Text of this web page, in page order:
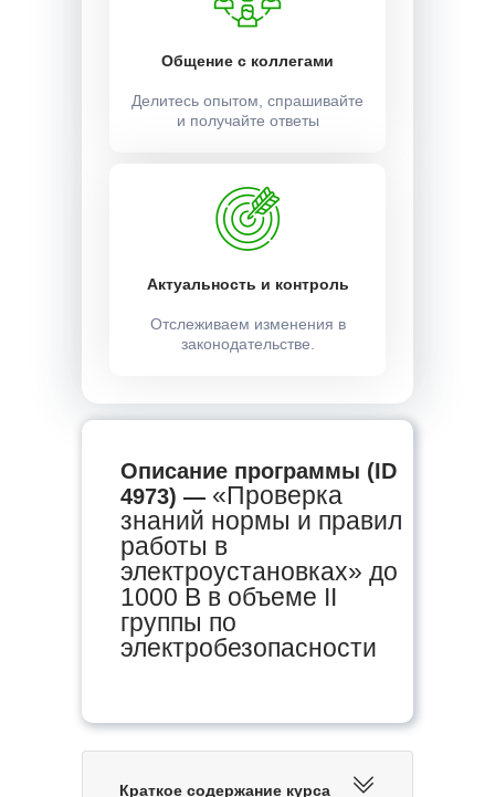
Общение с коллегами
Делитесь опытом, спрашивайте
и получайте ответы
Актуальность и контроль
Отслеживаем изменения в
законодательстве.
Описание программы (ID
4973) — «Проверка
знаний нормы и правил
работы в
электроустановках» до
1000 В в объеме II
группы по
электробезопасности
Краткое содержание курса